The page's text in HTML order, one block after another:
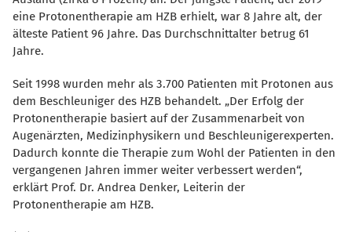
eine Protonentherapie am HZB erhielt, war 8 Jahre alt, der
älteste Patient 96 Jahre. Das Durchschnittalter betrug 61
Jahre.
Seit 1998 wurden mehr als 3.700 Patienten mit Protonen aus
dem Beschleuniger des HZB behandelt. „Der Erfolg der
Protonentherapie basiert auf der Zusammenarbeit von
Augenärzten, Medizinphysikern und Beschleunigerexperten.
Dadurch konnte die Therapie zum Wohl der Patienten in den
vergangenen Jahren immer weiter verbessert werden“,
erklärt Prof. Dr. Andrea Denker, Leiterin der
Protonentherapie am HZB.